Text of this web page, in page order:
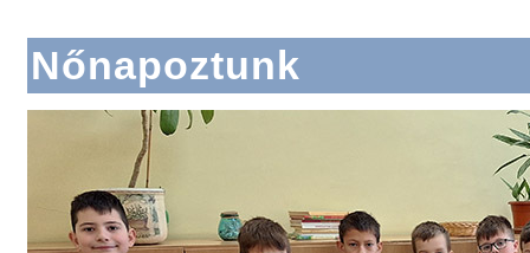
Nőnapoztunk